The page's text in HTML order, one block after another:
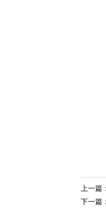
上一篇：
下一篇：